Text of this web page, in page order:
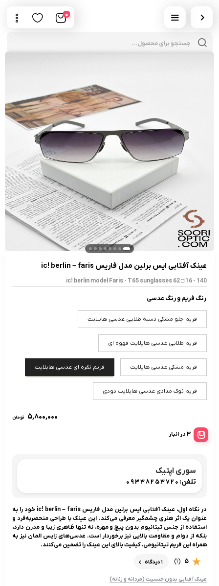
0
عینک آفتابی ایس برلین مدل فاریس ic! berlin – faris
ic! berlin model Faris - T65 sunglasses 62 □ 16 - 140
رنگ فریم و رنگ عدسی
فریم جلو مشکی دسته طلایی عدسی هایلایت
فریم طلایی عدسی هایلایت قهوه ای
فریم مشکی عدسی هایلایت فریم نقره ای عدسی هایلایت
فریم نوک مدادی عدسی هایلایت دودی
۵,۸۰۰,۰۰۰ تومان
3 در انبار
سوری اپتیک
تلفن: 09338253720
در نگاه اول، عینک آفتابی ایس برلین مدل فاریس ic! berlin – faris خود را به
عنوان یک اثر هنری چشمگیر معرفی می‌کند. این عینک با طراحی منحصربه‌فرد و
استفاده از جنس تیتانیوم بدون پیچ و مهره، نه تنها ظاهری زیبا و مدرن دارد،
بلکه از دوام و مقاومت بالایی نیز برخوردار است. عدسی‌های زایس المان نیز به
همراه این فریم تیتانیومی، کیفیت بالای این عینک را تضمین می‌کنند.
5
(1) 1 دیدگاه
عینک آفتابی بدون جنسیت (مردانه و زنانه)